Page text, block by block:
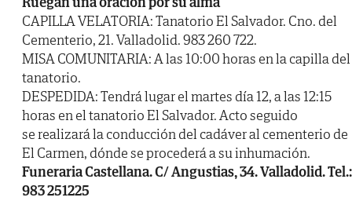
CAPILLA VELATORIA: Tanatorio El Salvador. Cno. del
Cementerio, 21. Valladolid. 983 260 722.
MISA COMUNITARIA: A las 10:00 horas en la capilla del
tanatorio.
DESPEDIDA: Tendrá lugar el martes día 12, a las 12:15
horas en el tanatorio El Salvador. Acto seguido
se realizará la conducción del cadáver al cementerio de
El Carmen, dónde se procederá a su inhumación.
Funeraria Castellana. C/ Angustias, 34. Valladolid. Tel.:
983 251225